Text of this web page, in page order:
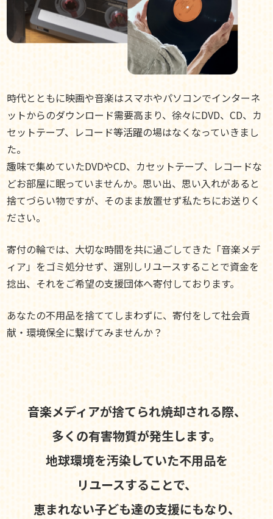
時代とともに映画や音楽はスマホやパソコンでインターネ
ットからのダウンロード需要高まり、徐々にDVD、CD、カ
セットテープ、レコード等活躍の場はなくなっていきまし
た。
趣味で集めていたDVDやCD、カセットテープ、レコードな
どお部屋に眠っていませんか。思い出、思い入れがあると
捨てづらい物ですが、そのまま放置せず私たちにお送りく
ださい。
寄付の輪では、大切な時間を共に過ごしてきた「音楽メデ
ィア」をゴミ処分せず、選別しリユースすることで資金を
捻出、それをご希望の支援団体へ寄付しております。
あなたの不用品を捨ててしまわずに、寄付をして社会貢
献・環境保全に繋げてみませんか？
音楽メディアが捨てられ焼却される際、
多くの有害物質が発生します。
地球環境を汚染していた不用品を
リユースすることで、
恵まれない子ども達の支援にもなり、